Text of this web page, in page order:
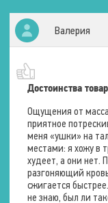
Массаж
Типы массажа
Зоны воздействия
Мультимедия
Валерия
Достоинства
Ощущения от
приятное
меня «ушки» на
местами: я хожу в
худеет, а они нет.
разгоняющий
сжигается
не знаю, был ли